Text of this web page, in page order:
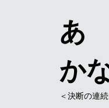
あ
か
＜決断の連